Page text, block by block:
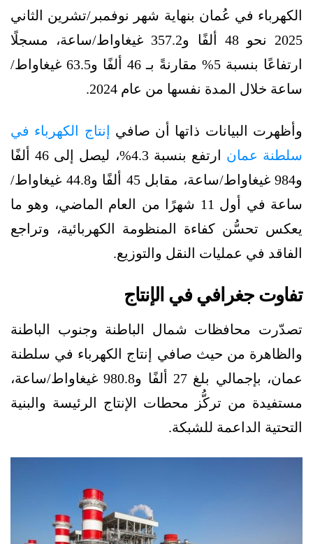
الكهرباء في عُمان بنهاية شهر نوفمبر/تشرين الثاني
2025 نحو 48 ألفًا و357.2 غيغاواط/ساعة، مسجلًا
ارتفاعًا بنسبة 5% مقارنةً بـ 46 ألفًا و63.5 غيغاواط/
ساعة خلال المدة نفسها من عام 2024.
وأظهرت البيانات ذاتها أن صافي إنتاج الكهرباء في
سلطنة عمان
ارتفع بنسبة 4.3%، ليصل إلى 46 ألفًا
و984 غيغاواط/ساعة، مقابل 45 ألفًا و44.8 غيغاواط/
ساعة في أول 11 شهرًا من العام الماضي، وهو ما
يعكس تحسُّن كفاءة المنظومة الكهربائية، وتراجع
الفاقد في عمليات النقل والتوزيع.
تفاوت جغرافي في الإنتاج
تصدّرت محافظات شمال الباطنة وجنوب الباطنة
والظاهرة من حيث صافي إنتاج الكهرباء في سلطنة
عمان، بإجمالي بلغ 27 ألفًا و980.8 غيغاواط/ساعة،
مستفيدة من تركُّز محطات الإنتاج الرئيسة والبنية
التحتية الداعمة للشبكة.